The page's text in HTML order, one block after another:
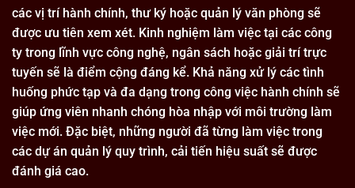
các vị trí hành chính, thư ký hoặc quản lý văn phòng sẽ
được ưu tiên xem xét. Kinh nghiệm làm việc tại các công
ty trong lĩnh vực công nghệ, ngân sách hoặc giải trí trực
tuyến sẽ là điểm cộng đáng kể. Khả năng xử lý các tình
huống phức tạp và đa dạng trong công việc hành chính sẽ
giúp ứng viên nhanh chóng hòa nhập với môi trường làm
việc mới. Đặc biệt, những người đã từng làm việc trong
các dự án quản lý quy trình, cải tiến hiệu suất sẽ được
đánh giá cao.